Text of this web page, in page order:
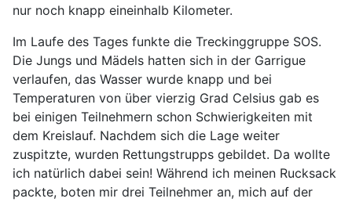
nur noch knapp eineinhalb Kilometer.
Im Laufe des Tages funkte die Treckinggruppe SOS.
Die Jungs und Mädels hatten sich in der Garrigue
verlaufen, das Wasser wurde knapp und bei
Temperaturen von über vierzig Grad Celsius gab es
bei einigen Teilnehmern schon Schwierigkeiten mit
dem Kreislauf. Nachdem sich die Lage weiter
zuspitzte, wurden Rettungstrupps gebildet. Da wollte
ich natürlich dabei sein! Während ich meinen Rucksack
packte, boten mir drei Teilnehmer an, mich auf der